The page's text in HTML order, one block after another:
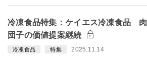
冷凍食品特集：ケイエス冷凍食品 肉
団子の価値提案継続
冷凍食品 特集 2025.11.14